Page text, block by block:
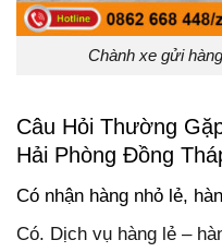
Chành xe gửi
Câu Hỏi Thường
Hải Phòng Đồng
Có nhận hàng nhỏ lẻ,
Có. Dịch vụ hàng lẻ –